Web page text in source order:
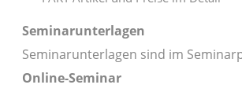
Seminarunterlagen
Seminarunterlagen sind im
Online-Seminar